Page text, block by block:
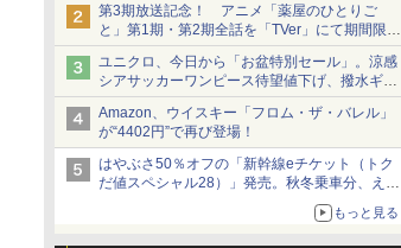
第3期放送記念！ アニメ「薬屋のひとりご
と」第1期・第2期全話を「TVer」にて期間限定
で順次無料配信開始
ユニクロ、今日から「お盆特別セール」。涼感
シアサッカーワンピース待望値下げ、撥水ギア
ショーツは1990円に
Amazon、ウイスキー「フロム・ザ・バレル」
が“4402円”で再び登場！
はやぶさ50％オフの「新幹線eチケット（トク
だ値スペシャル28）」発売。秋冬乗車分、えき
もっと見る